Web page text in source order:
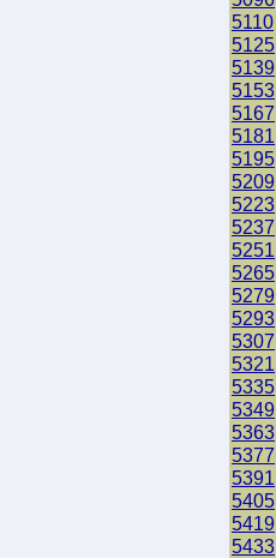
5110
5125
5139
5153
5167
5181
5195
5209
5223
5237
5251
5265
5279
5293
5307
5321
5335
5349
5363
5377
5391
5405
5419
5433